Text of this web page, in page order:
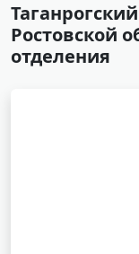
Ростовской
отделения